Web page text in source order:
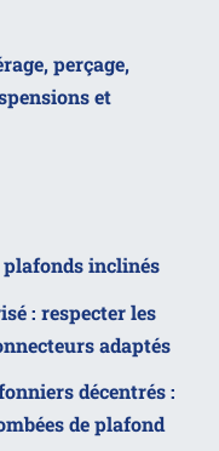
perçage,
et
inclinés
: respecter les
adaptés
décentrés :
de plafond